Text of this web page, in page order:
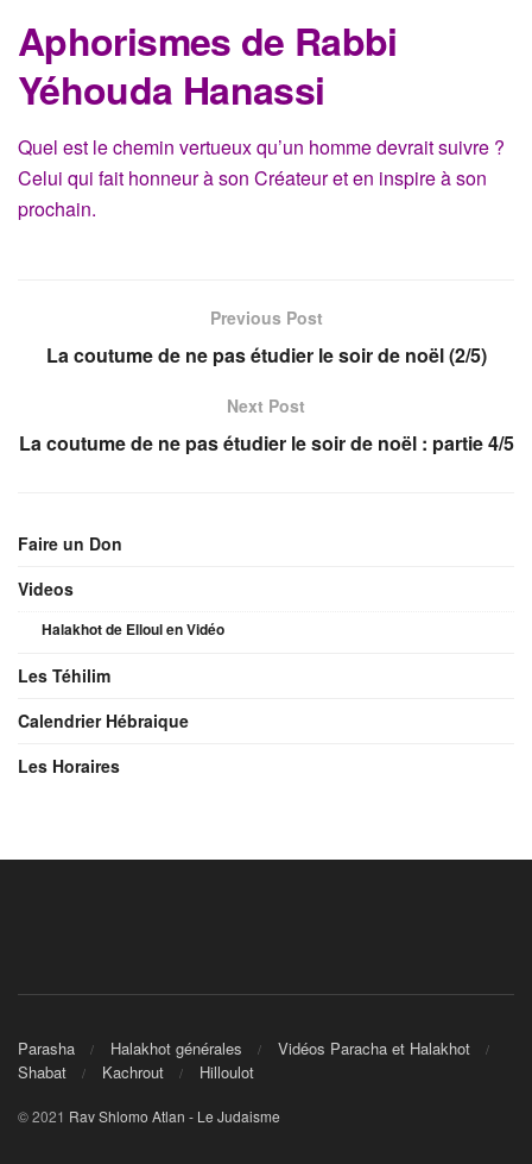
Aphorismes de Rabbi
Yéhouda Hanassi
Quel est le chemin vertueux qu’un homme devrait suivre ?
Celui qui fait honneur à son Créateur et en inspire à son
prochain.
Previous Post
La coutume de ne pas étudier le soir de noël (2/5)
Next Post
La coutume de ne pas étudier le soir de noël : partie 4/5
Faire un Don
Videos
Halakhot de Elloul en Vidéo
Les Téhilim
Calendrier Hébraique
Les Horaires
Parasha Halakhot générales
Vidéos Paracha et Halakhot
Shabat
Kachrout Hilloulot
© 2021 Rav Shlomo Atlan - Le Judaisme